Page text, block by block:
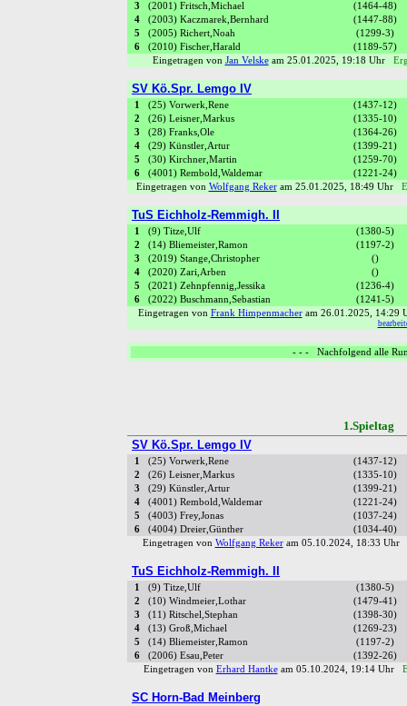
3
(2001) Fritsch,Michael
(1464-48)
4
(2003) Kaczmarek,Bernhard
(1447-88)
5
(2005) Richert,Noah
(1299-3)
6
(2010) Fischer,Harald
(1189-57)
Eingetragen von Jan Velskeam 25.01.2025, 19:18 Uhr
SV Kö.Spr. Lemgo IV
1 (25) Vorwerk,Rene
(1437-12)
2
(26) Leisner,Markus
(1335-10)
3
(28) Franks,Ole
(1364-26)
4
(29) Künstler,Artur
(1399-21)
5
(30) Kirchner,Martin
(1259-70)
6
(4001) Rembold,Waldemar
(1221-24)
Eingetragen von Wolfgang Rekeram 25.01.2025, 18:49 Uhr
TuS Eichholz-Remmigh. II
1 (9) Titze,Ulf
(1380-5)
2
(14) Bliemeister,Ramon
(1197-2)
3
(2019) Stange,Christopher
()
4
(2020) Zari,Arben
()
5
(2021) Zehnpfennig,Jessika
(1236-4)
6
(2022) Buschmann,Sebastian
(1241-5)
Eingetragen von Frank Himpenmacheram 26.01.2025,
- - - Nachfolgend alle
SV Kö.Spr. Lemgo IV
1 (25) Vorwerk,Rene
(1437-12)
2
(26) Leisner,Markus
(1335-10)
3
(29) Künstler,Artur
(1399-21)
4
(4001) Rembold,Waldemar
(1221-24)
5
(4003) Frey,Jonas
(1037-24)
6
(4004) Dreier,Günther
(1034-40)
Eingetragen von Wolfgang Rekeram 05.10.2024, 18:33 Uhr
TuS Eichholz-Remmigh. II
1 (9) Titze,Ulf
(1380-5)
2
(10) Windmeier,Lothar
(1479-41)
3
(11) Ritschel,Stephan
(1398-30)
4
(13) Groß,Michael
(1269-23)
5
(14) Bliemeister,Ramon
(1197-2)
6
(2006) Esau,Peter
(1392-26)
Eingetragen von Erhard Hantkeam 05.10.2024, 19:14 Uhr
SC Horn-Bad Meinberg